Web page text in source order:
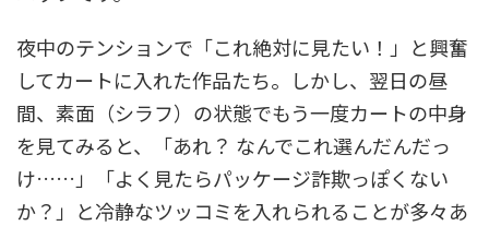
夜中のテンションで「これ絶対に見たい！」と興奮
してカートに入れた作品たち。しかし、翌日の昼
間、素面（シラフ）の状態でもう一度カートの中身
を見てみると、「あれ？ なんでこれ選んだんだっ
け……」「よく見たらパッケージ詐欺っぽくない
か？」と冷静なツッコミを入れられることが多々あ